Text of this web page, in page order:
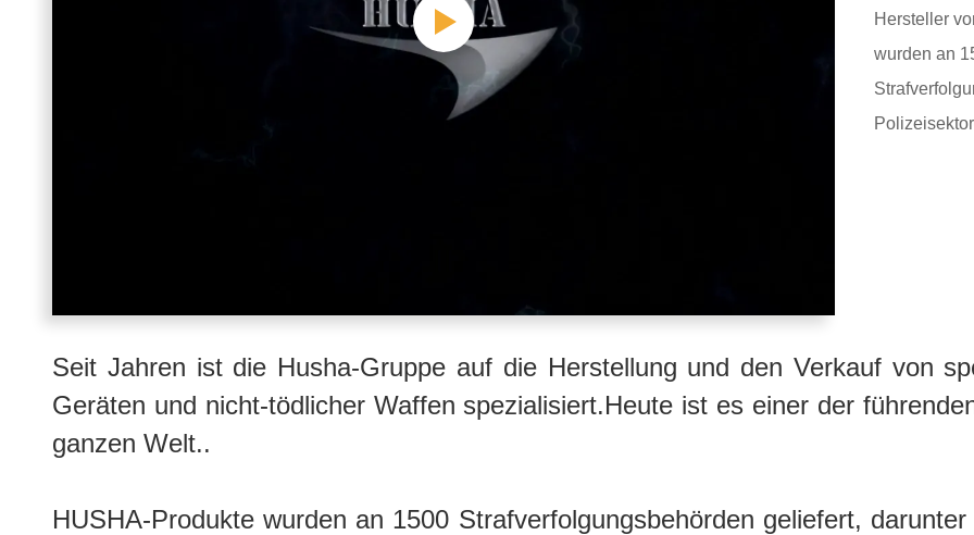
Hersteller von
wurden an
Seit Jahren ist die Husha-Gruppe auf die Herstellung und den Verkauf von
Geräten und nicht-tödlicher Waffen spezialisiert.Heute ist es einer der
ganzen Welt..
HUSHA-Produkte wurden an 1500 Strafverfolgungsbehörden geliefert,